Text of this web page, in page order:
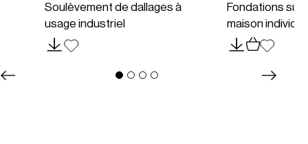
Soulèvement de dallages à
usage industriel
Fondations
maison